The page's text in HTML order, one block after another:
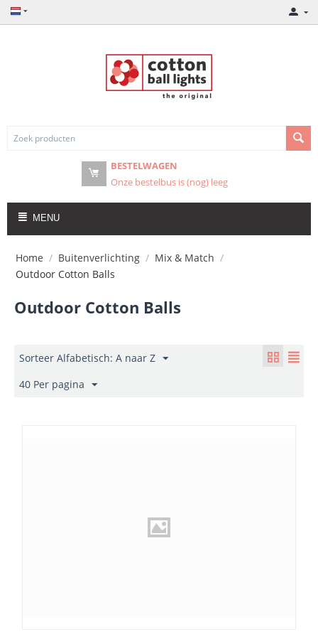
BESTELWAGEN
Onze bestelbus is (nog) leeg
MENU
Home / Buitenverlichting / Mix & Match /
Outdoor Cotton Balls
Outdoor Cotton Balls
Sorteer Alfabetisch: A naar Z
40 Per pagina